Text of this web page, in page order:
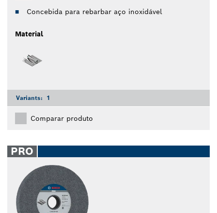
Concebida para rebarbar aço inoxidável
Material
Variants: 1
Comparar produto
PRO